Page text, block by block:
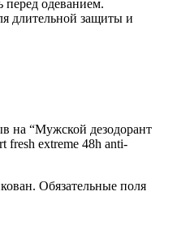
перед одеванием.
длительной защиты и
на “Мужской дезодорант
fresh extreme 48h anti-
Обязательные поля